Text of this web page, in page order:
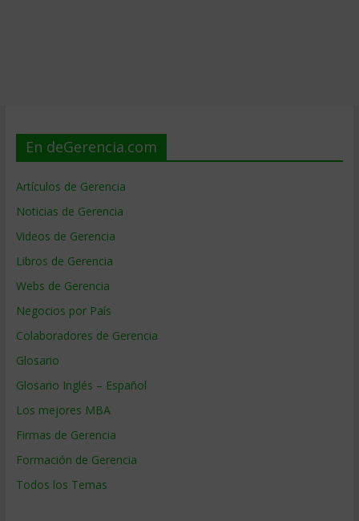
En deGerencia.com
Artículos de Gerencia
Noticias de Gerencia
Videos de Gerencia
Libros de Gerencia
Webs de Gerencia
Negocios por País
Colaboradores de Gerencia
Glosario
Glosario Inglés – Español
Los mejores MBA
Firmas de Gerencia
Formación de Gerencia
Todos los Temas